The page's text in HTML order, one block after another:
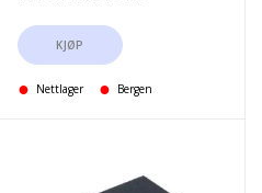
KJØP
Nettlager Bergen